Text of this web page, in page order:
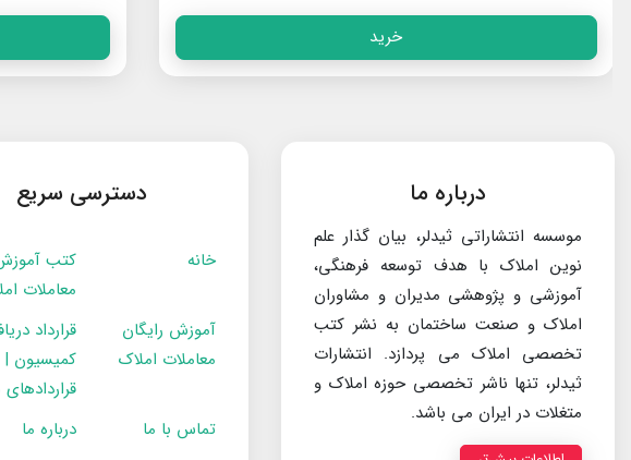
خرید
درباره ما
موسسه انتشاراتی ثیدلر، بیان گذار علم
نوین املاک با هدف توسعه فرهنگی،
آموزشی و پژوهشی مدیران و مشاوران
املاک و صنعت ساختمان به نشر کتب
تخصصی املاک می پردازد. انتشارات
ثیدلر، تنها ناشر تخصصی حوزه املاک و
متغلات در ایران می باشد.
دسترسی سریع
خانه
کتب
معاملات
آموزش رایگان
معاملات املاک
قرارداد
کمیسیون |
تماس با ما
درباره ما